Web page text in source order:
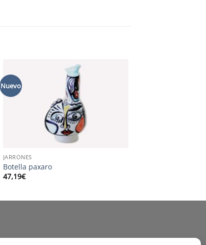
Nuevo
JARRONES
Botella paxaro
47,19€